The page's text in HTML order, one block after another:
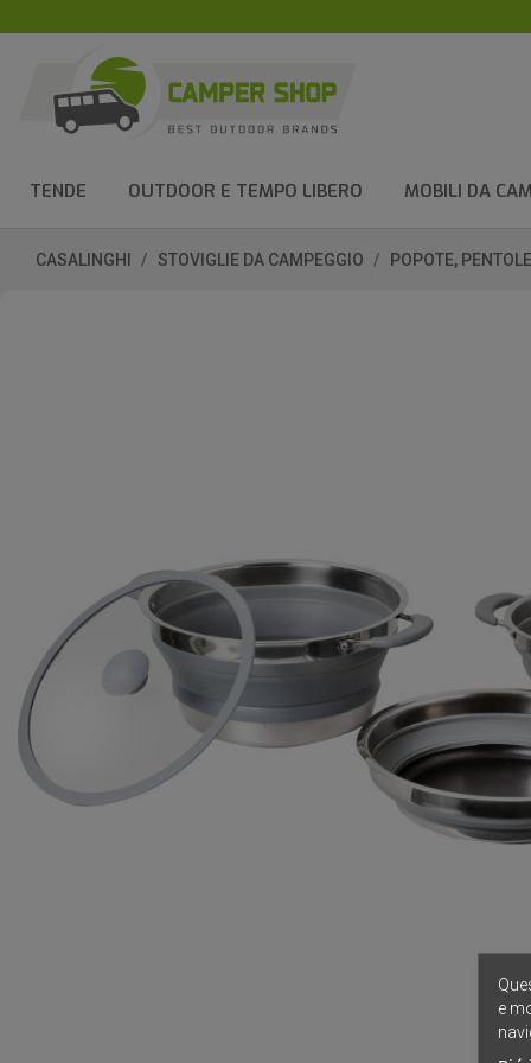
TENDE OUTDOOR E TEMPO LIBERO MOBILI DA
CASALINGHI STOVIGLIE DA CAMPEGGIO POPOTE,
e